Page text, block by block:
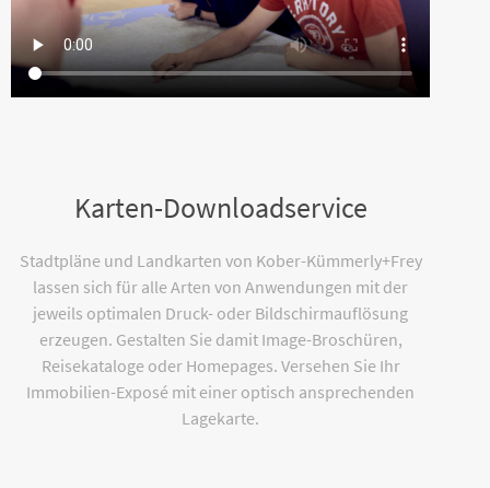
Karten-Downloadservice
Stadtpläne und Landkarten von Kober-Kümmerly+Frey
lassen sich für alle Arten von Anwendungen mit der
jeweils optimalen Druck- oder Bildschirmauflösung
erzeugen. Gestalten Sie damit Image-Broschüren,
Reisekataloge oder Homepages. Versehen Sie Ihr
Immobilien-Exposé mit einer optisch ansprechenden
Lagekarte.